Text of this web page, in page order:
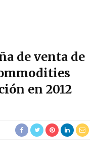
de venta de
en 2012